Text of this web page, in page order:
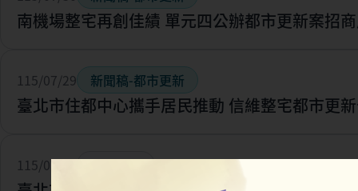
南機場整宅再創佳績 單元四公辦都市更新案招
115/07/29 新聞稿-都市更新
臺北市住都中心攜手居民推動 信維整
115/07/28 一般公告